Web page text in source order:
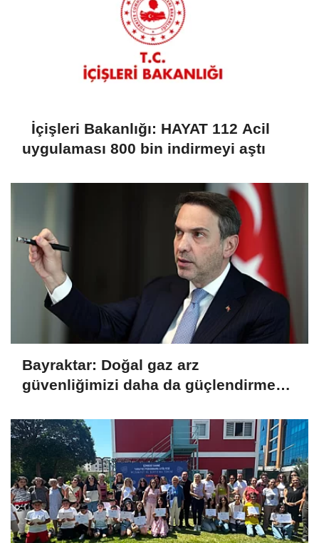
İçişleri Bakanlığı: HAYAT 112 Acil
uygulaması 800 bin indirmeyi aştı
Bayraktar: Doğal gaz arz
güvenliğimizi daha da güçlendirmeye